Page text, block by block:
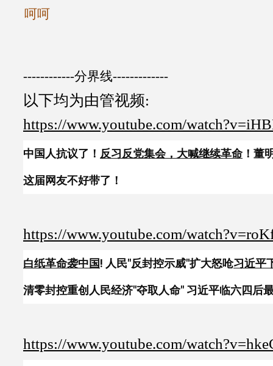
呵呵
------------分界线-------------
以下均为由管视频:
https://www.youtube.com/
中国人抗议了！ 反习反党集会，大喊继续革命！董
这届网友不好带了！
https://www.youtube.com/
白纸革命袭中国! 人民"反封控示威"扩大怒呛习近平
清零封控重创人民经济"夺取人命" 习近平临六四后
https://www.youtube.com/